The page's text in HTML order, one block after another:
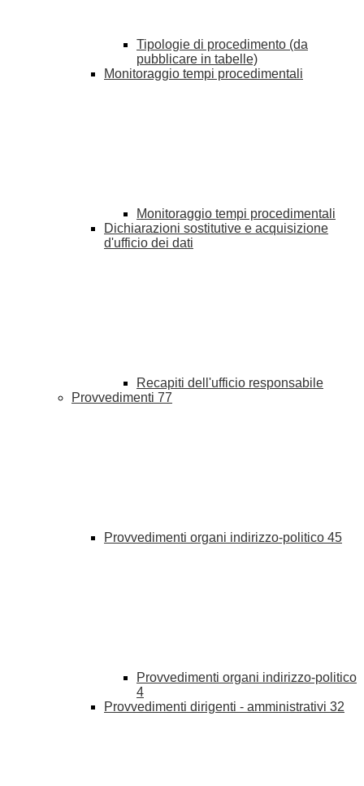
Tipologie di procedimento (da
pubblicare in tabelle)
Monitoraggio tempi procedimentali
Monitoraggio tempi procedimentali
Dichiarazioni sostitutive e acquisizione
d'ufficio dei dati
Recapiti dell'ufficio responsabile
Provvedimenti 77
Provvedimenti organi indirizzo-politico 45
Provvedimenti organi indirizzo-politico
4
Provvedimenti dirigenti - amministrativi 32